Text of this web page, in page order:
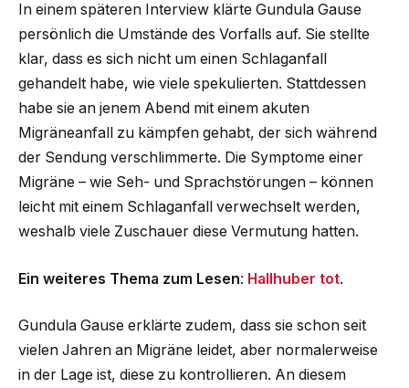
In einem späteren Interview klärte Gundula Gause
persönlich die Umstände des Vorfalls auf. Sie stellte
klar, dass es sich nicht um einen Schlaganfall
gehandelt habe, wie viele spekulierten. Stattdessen
habe sie an jenem Abend mit einem akuten
Migräneanfall zu kämpfen gehabt, der sich während
der Sendung verschlimmerte. Die Symptome einer
Migräne – wie Seh- und Sprachstörungen – können
leicht mit einem Schlaganfall verwechselt werden,
weshalb viele Zuschauer diese Vermutung hatten.
Ein weiteres Thema zum Lesen: Hallhuber tot.
Gundula Gause erklärte zudem, dass sie schon seit
vielen Jahren an Migräne leidet, aber normalerweise
in der Lage ist, diese zu kontrollieren. An diesem